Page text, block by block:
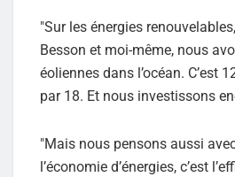
"Sur les énergies
Besson et moi-même, nous
éoliennes dans l’océan. C’est
par 18. Et nous investissons
"Mais nous pensons aussi
l’économie d’énergies, c’est